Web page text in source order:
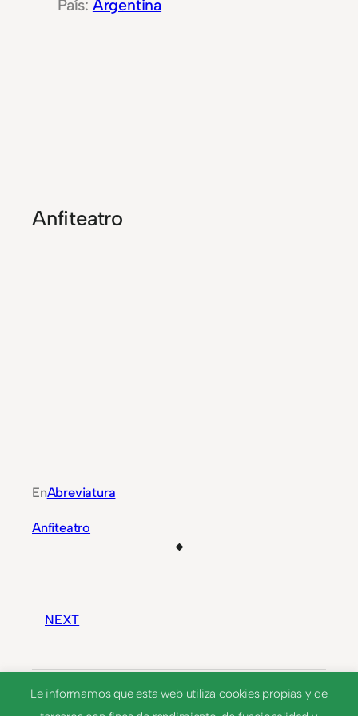
Argentina
Anfiteatro
EnAbreviatura
Anfiteatro
NEXT
Álv.
Le informamos que esta web utiliza cookies propias y de